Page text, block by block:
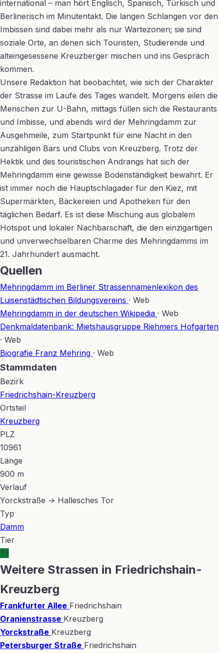
international – man hört Englisch, Spanisch, Türkisch und
Berlinerisch im Minutentakt. Die langen Schlangen vor den
Imbissen sind dabei mehr als nur Wartezonen; sie sind
soziale Orte, an denen sich Touristen, Studierende und
alteingesessene Kreuzberger mischen und ins Gespräch
kommen.
Unsere Redaktion hat beobachtet, wie sich der Charakter
der Strasse im Laufe des Tages wandelt. Morgens eilen die
Menschen zur U-Bahn, mittags füllen sich die Restaurants
und Imbisse, und abends wird der Mehringdamm zur
Ausgehmeile, zum Startpunkt für eine Nacht in den
unzähligen Bars und Clubs von Kreuzberg. Trotz der
Hektik und des touristischen Andrangs hat sich der
Mehringdamm eine gewisse Bodenständigkeit bewahrt. Er
ist immer noch die Hauptschlagader für den Kiez, mit
Supermärkten, Bäckereien und Apotheken für den
täglichen Bedarf. Es ist diese Mischung aus globalem
Hotspot und lokaler Nachbarschaft, die den einzigartigen
und unverwechselbaren Charme des Mehringdamms im
21. Jahrhundert ausmacht.
Quellen
Mehringdamm im Berliner Strassennamenlexikon des
Luisenstädtischen Bildungsvereins · Web
Mehringdamm in der deutschen Wikipedia · Web
Denkmaldatenbank: Mietshausgruppe Riehmers Hofgarten
· Web
Biografie Franz Mehring · Web
Stammdaten
Bezirk
Friedrichshain-Kreuzberg
Ortsteil
Kreuzberg
PLZ
10961
Länge
900 m
Verlauf
Yorckstraße → Hallesches Tor
Typ
Damm
Tier
T1
Weitere Strassen in Friedrichshain-
Kreuzberg
Frankfurter Allee Friedrichshain
Oranienstrasse Kreuzberg
Yorckstraße Kreuzberg
Petersburger Straße Friedrichshain